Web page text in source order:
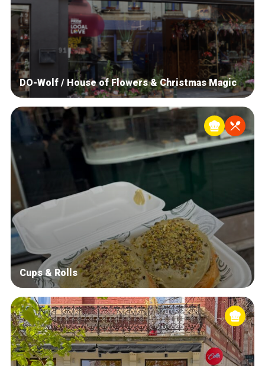
DO-Wolf / House of Flowers & Christmas Magic
Cups & Rolls